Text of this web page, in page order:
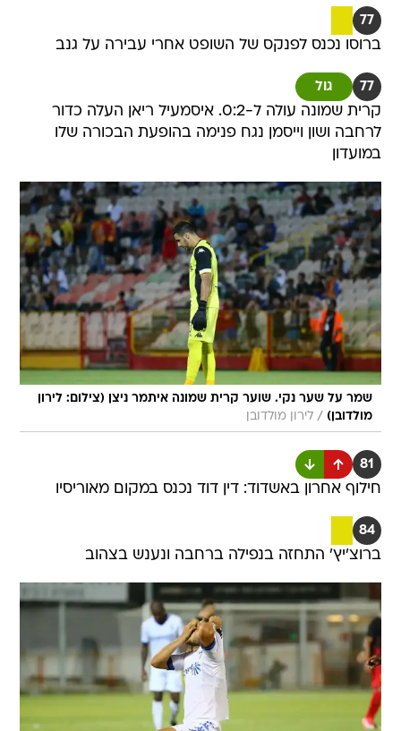
77
ברוסו נכנס לפנקס של השופט אחרי עבירה על גנב
77 גול
קרית שמונה עולה ל-0:2. איסמעיל ריאן העלה כדור
לרחבה ושון וייסמן נגח פנימה בהופעת הבכורה שלו
במועדון
שמר על שער נקי. שוער קרית שמונה איתמר ניצן (צילום: לירון
מולדובן) / לירון מולדובן
81
חילוף אחרון באשדוד: דין דוד נכנס במקום מאוריסיו
84
ברוצ'יץ' התחזה בנפילה ברחבה ונענש בצהוב